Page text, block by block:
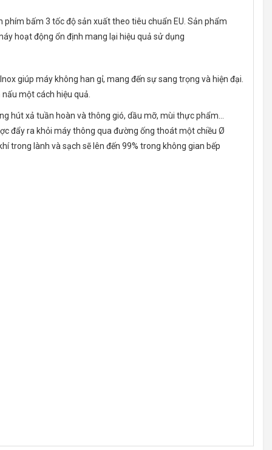
bấm 3 tốc độ sản xuất theo tiêu chuẩn EU. Sản phẩm
hoạt động ổn định mang lại hiệu quả sử dụng
giúp máy không han gỉ, mang đến sự sang trọng và hiện đại.
một cách hiệu quả.
hút xả tuần hoàn và thông gió, dầu mỡ, mùi thực phẩm…
đẩy ra khỏi máy thông qua đường ống thoát một chiều Ø
trong lành và sạch sẽ lên đến 99% trong không gian bếp